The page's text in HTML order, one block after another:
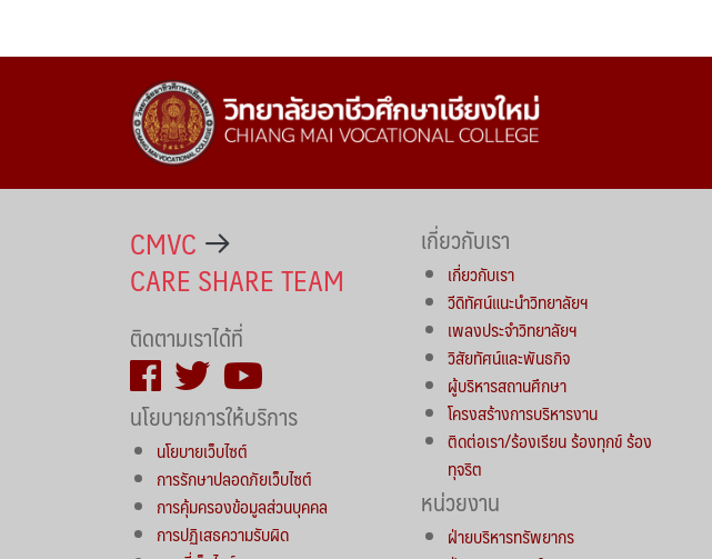
CMVC
CARE SHARE TEAM
ติดตามเราได้ที่
นโยบายการให้บริการ
นโยบายเว็บไซต์
การรักษาปลอดภัยเว็บไซต์
การคุ้มครองข้อมูลส่วนบุคคล
การปฏิเสธความรับผิด
เกี่ยวกับเรา
เกี่ยวกับเรา
วีดิทัศน์แนะนำวิทยาลัยฯ
เพลงประจำวิทยาลัยฯ
วิสัยทัศน์และพันธกิจ
ผู้บริหารสถานศึกษา
โครงสร้างการบริหารงาน
ติดต่อเรา/ร้องเรียน ร้องทุกข์ ร้อง
ทุจริต
หน่วยงาน
ฝ่ายบริหารทรัพยากร